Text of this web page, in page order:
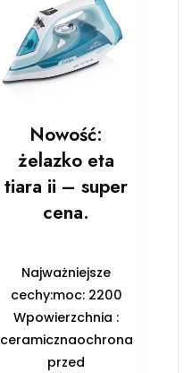
Nowość:
żelazko eta
tiara ii – super
cena.
Najważniejsze
cechy:moc: 2200
Wpowierzchnia :
ceramicznaochrona
przed